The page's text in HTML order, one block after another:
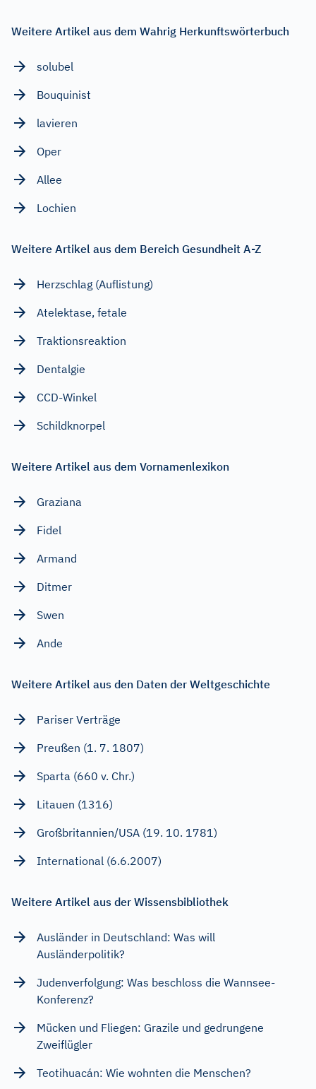
Weitere Artikel aus dem Wahrig Herkunftswörterbuch
solubel
Bouquinist
lavieren
Oper
Allee
Lochien
Weitere Artikel aus dem Bereich Gesundheit A-Z
Herzschlag (Auflistung)
Atelektase, fetale
Traktionsreaktion
Dentalgie
CCD-Winkel
Schildknorpel
Weitere Artikel aus dem Vornamenlexikon
Graziana
Fidel
Armand
Ditmer
Swen
Ande
Weitere Artikel aus den Daten der Weltgeschichte
Pariser Verträge
Preußen (1. 7. 1807)
Sparta (660 v. Chr.)
Litauen (1316)
Großbritannien/USA (19. 10. 1781)
International (6.6.2007)
Weitere Artikel aus der Wissensbibliothek
Ausländer in Deutschland: Was will
Ausländerpolitik?
Judenverfolgung: Was beschloss die Wannsee-
Konferenz?
Mücken und Fliegen: Grazile und gedrungene
Zweiflügler
Teotihuacán: Wie wohnten die Menschen?